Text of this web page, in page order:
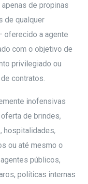
de propinas
de qualquer
oferecido a agente
com o objetivo de
privilegiado ou
contratos.
inofensivas
de brindes,
hospitalidades,
ou até mesmo o
públicos,
políticas internas